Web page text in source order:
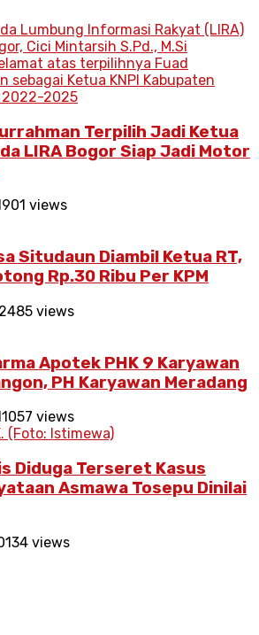
Terpilih Jadi Ketua
LIRA Bogor Siap Jadi Motor
views
Situdaun Diambil Ketua RT,
Rp.30 Ribu Per KPM
views
Apotek PHK 9 Karyawan
PH Karyawan Meradang
views
Diduga Terseret Kasus
Asmawa Tosepu Dinilai
views